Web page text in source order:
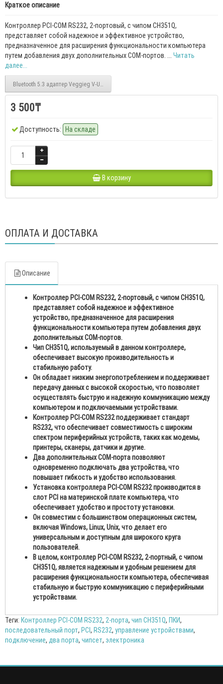
Краткое описание
Контроллер PCI-COM RS232, 2-портовый, с чипом CH351Q,
представляет собой надежное и эффективное устройство,
предназначенное для расширения функциональности компьютера
путем добавления двух дополнительных COM-портов. ... Читать
далее...
Bluetooth 5.3 адаптер Veggieg V-UB503, 3 Мбит/с, 20м
3 500₸
Доступность: На складе
В корзину
ОПЛАТА И ДОСТАВКА
Описание
Контроллер PCI-COM RS232, 2-портовый, с чипом CH351Q,
представляет собой надежное и эффективное
устройство, предназначенное для расширения
функциональности компьютера путем добавления двух
дополнительных COM-портов.
Чип CH351Q, используемый в данном контроллере,
обеспечивает высокую производительность и
стабильную работу.
Он обладает низким энергопотреблением и поддерживает
передачу данных с высокой скоростью, что позволяет
осуществлять быструю и надежную коммуникацию между
компьютером и подключаемыми устройствами.
Контроллер PCI-COM RS232 поддерживает стандарт
RS232, что обеспечивает совместимость с широким
спектром периферийных устройств, таких как модемы,
принтеры, сканеры, датчики и другие.
Два дополнительных COM-порта позволяют
одновременно подключать два устройства, что
повышает гибкость и удобство использования.
Установка контроллера PCI-COM RS232 производится в
слот PCI на материнской плате компьютера, что
обеспечивает удобство и простоту установки.
Он совместим с большинством операционных систем,
включая Windows, Linux, Unix, что делает его
универсальным и доступным для широкого круга
пользователей.
В целом, контроллер PCI-COM RS232, 2-портный, с чипом
CH351Q, является надежным и удобным решением для
расширения функциональности компьютера, обеспечивая
стабильную и быструю коммуникацию с периферийными
устройствами.
Теги: Контроллер PCI-COM RS232, 2-порта, чип CH351Q, ПКИ,
последовательный порт, PCI, RS232, управление устройствами,
подключение, два порта, чипсет, электроника